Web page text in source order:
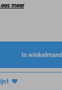
meer
In winkelmand